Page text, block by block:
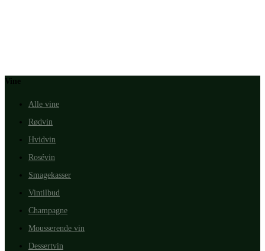
Vine
Alle vine
Rødvin
Hvidvin
Rosévin
Smagekasser
Vintilbud
Champagne
Mousserende vin
Dessertvin